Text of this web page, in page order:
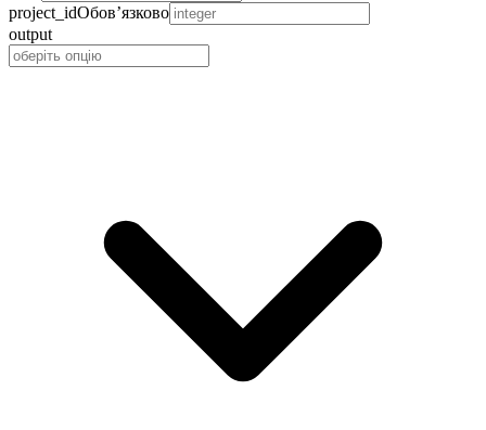
project_idОбов’язково
output